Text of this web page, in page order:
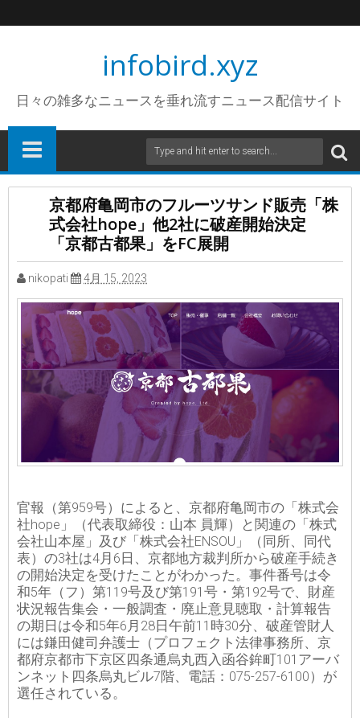
infobird.xyz
日々の雑多なニュースを垂れ流すニュース配信サイト
京都府亀岡市のフルーツサンド販売「株
式会社hope」他2社に破産開始決定
「京都古都果」をFC展開
nikopati 4月 15, 2023
官報（第959号）によると、京都府亀岡市の「株式会
社hope」（代表取締役：山本 員輝）と関連の「株式
会社山本屋」及び「株式会社ENSOU」（同所、同代
表）の3社は4月6日、京都地方裁判所から破産手続き
の開始決定を受けたことがわかった。事件番号は令
和5年（フ）第119号及び第191号・第192号で、財産
状況報告集会・一般調査・廃止意見聴取・計算報告
の期日は令和5年6月28日午前11時30分、破産管財人
には鎌田健司弁護士（プロフェクト法律事務所、京
都府京都市下京区四条通烏丸西入函谷鉾町101アーバ
ンネット四条烏丸ビル7階、電話：075-257-6100）が
選任されている。